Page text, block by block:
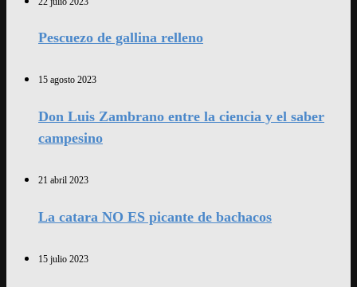
Pescuezo de gallina relleno
15 agosto 2023
Don Luis Zambrano entre la ciencia y el saber
campesino
21 abril 2023
La catara NO ES picante de bachacos
15 julio 2023